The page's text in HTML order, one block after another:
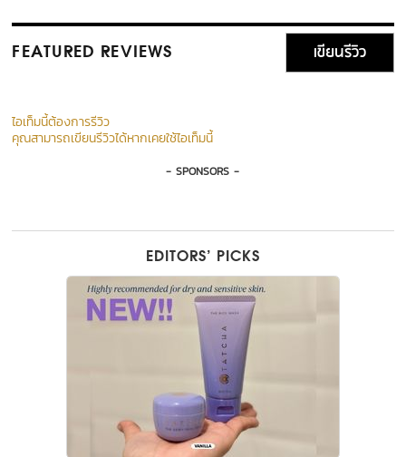
FEATURED REVIEWS เขียนรีวิว
ไอเท็มนี้ต้องการรีวิว
คุณสามารถเขียนรีวิวได้หากเคยใช้ไอเท็มนี้
- SPONSORS -
EDITORS’ PICKS